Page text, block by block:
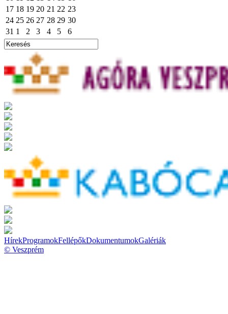
17 18 19 20 21 22 23
24 25 26 27 28 29 30
31 1 2 3 4 5 6
HírekProgramokFellépőkDokumentumokGalériák
© Veszprém